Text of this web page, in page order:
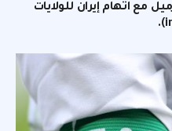
116 دولارًا للبرميل مع اتهام إيران للولايات